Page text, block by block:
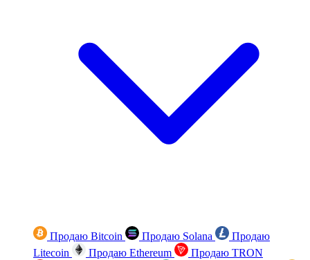
Продаю Bitcoin Продаю Solana
Продаю
Litecoin
Продаю Ethereum
Продаю TRON